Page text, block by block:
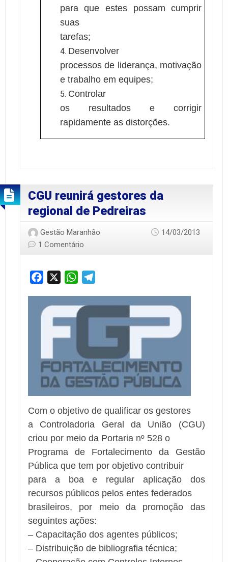
para que estes possam cumprir
suas
tarefas;
Desenvolver
processos de liderança, motivação
e trabalho em equipes;
Controlar
os resultados e corrigir
rapidamente as distorções.
CGU reunirá gestores da
regional de Pedreiras
Gestão Maranhão
14/03/2013
1 Comentário
Facebook WhatsApp
Com o objetivo de qualificar os gestores
a Controladoria Geral da União (CGU)
criou por meio da Portaria nº 528 o
Programa de Fortalecimento da Gestão
Pública que tem por objetivo contribuir
para a boa e regular aplicação dos
recursos públicos pelos entes federados
brasileiros, por meio da promoção das
seguintes ações:
– Capacitação dos agentes públicos;
– Distribuição de bibliografia técnica;